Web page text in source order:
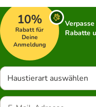
10%
Rabatt für
Deine
Anmeldung
Rabatte
Haustierart auswählen